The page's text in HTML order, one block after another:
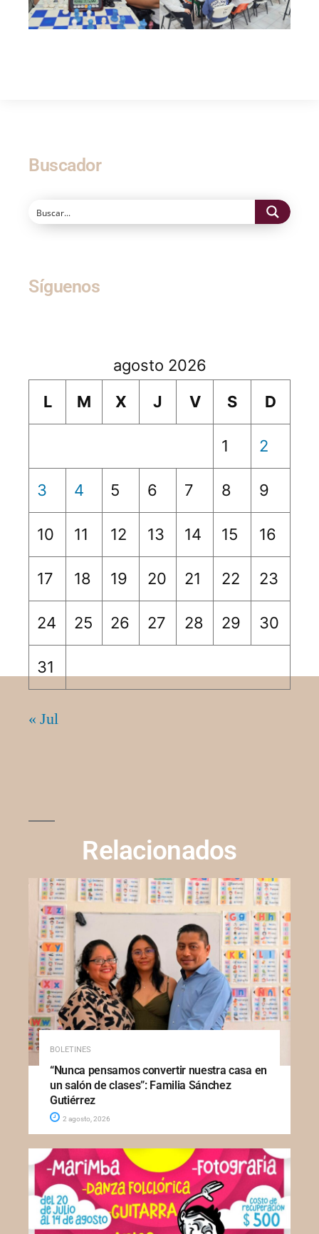
Buscador
Síguenos
agosto 2026
L
M X J V S D
1 2
3 4 5 6 7 8 9
10 11 12 13 14 15 16
17 18 19 20 21 22 23
24 25 26 27 28 29 30
31
« Jul
Relacionados
BOLETINES
“Nunca pensamos convertir nuestra casa en
un salón de clases”: Familia Sánchez
Gutiérrez
2 agosto, 2026